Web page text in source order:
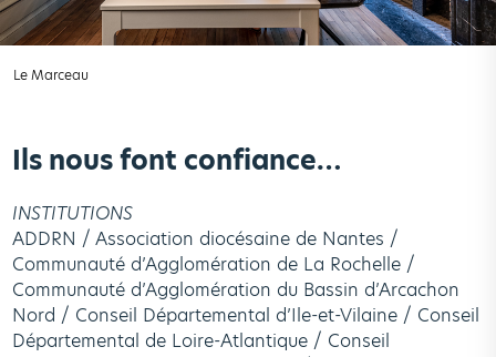
Le Marceau
Ils nous font confiance…
INSTITUTIONS
ADDRN / Association diocésaine de Nantes /
Communauté d’Agglomération de La Rochelle /
Communauté d’Agglomération du Bassin d’Arcachon
Nord / Conseil Départemental d’Ile-et-Vilaine / Conseil
Départemental de Loire-Atlantique / Conseil